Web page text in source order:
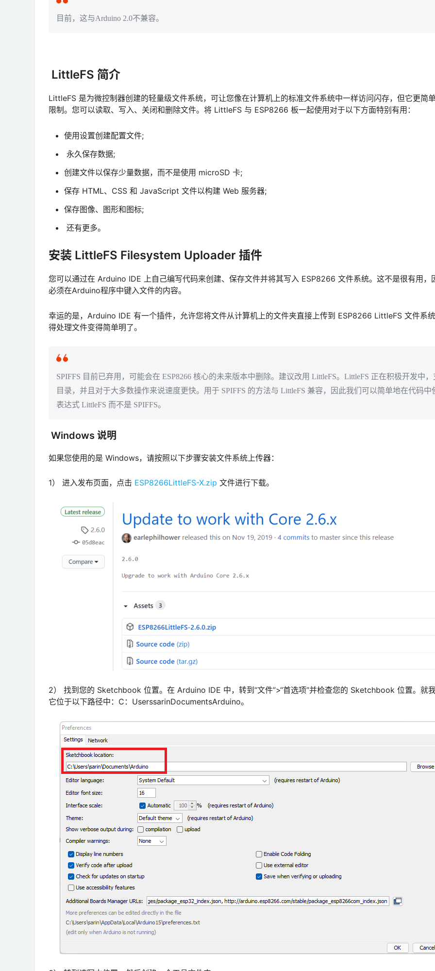
目前，这与Arduino 2.0不兼容。
LittleFS 简介
LittleFS 是为微控制器创建的轻量级文件系统，可让您像在计算机上的标准文件系统中一样访问闪存，但它更简
限制。您可以读取、写入、关闭和删除文件。将 LittleFS 与 ESP8266 板一起使用对于以下方面特别有用：
使用设置创建配置文件;
永久保存数据;
创建文件以保存少量数据，而不是使用 microSD 卡;
保存 HTML、CSS 和 JavaScript 文件以构建 Web 服务器;
保存图像、图形和图标;
还有更多。
安装 LittleFS Filesystem Uploader 插件
您可以通过在 Arduino IDE 上自己编写代码来创建、保存文件并将其写入 ESP8266 文件系统。这不是很有用，
必须在Arduino程序中键入文件的内容。
幸运的是，Arduino IDE 有一个插件，允许您将文件从计算机上的文件夹直接上传到 ESP8266 LittleFS 文件系
得处理文件变得简单明了。
SPIFFS 目前已弃用，可能会在 ESP8266 核心的未来版本中删除。建议改用 LittleFS。LittleFS 正在积极开发中
目录，并且对于大多数操作来说速度更快。用于 SPIFFS 的方法与 LittleFS 兼容，因此我们可以简单地在代码中
表达式 LittleFS 而不是 SPIFFS。
Windows 说明
如果您使用的是 Windows，请按照以下步骤安装文件系统上传器：
1） 进入发布页面，点击 ESP8266LittleFS-X.zip 文件进行下载。
2） 找到您的 Sketchbook 位置。在 Arduino IDE 中，转到“文件”>“首选项”并检查您的 Sketchbook 位置。就我
它位于以下路径中：C：UserssarinDocumentsArduino。